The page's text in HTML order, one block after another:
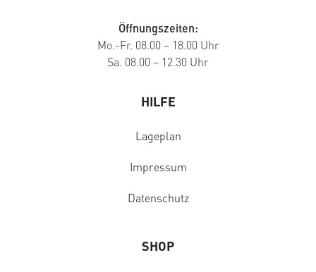
Öffnungszeiten:
Mo.-Fr. 08.00 – 18.00 Uhr
Sa. 08.00 – 12.30 Uhr
HILFE
Lageplan
Impressum
Datenschutz
SHOP